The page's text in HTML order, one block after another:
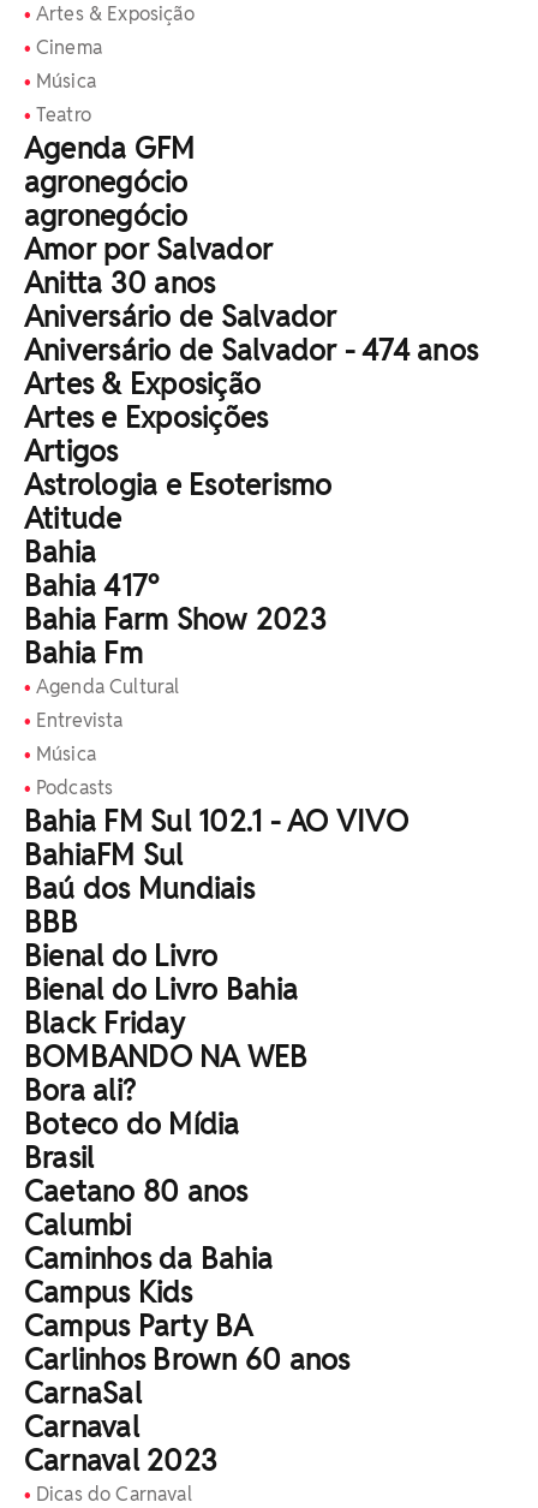
Artes & Exposição
Cinema
Música
Teatro
Agenda GFM
agronegócio
agronegócio
Amor por Salvador
Anitta 30 anos
Aniversário de Salvador
Aniversário de Salvador - 474 anos
Artes & Exposição
Artes e Exposições
Artigos
Astrologia e Esoterismo
Atitude
Bahia
Bahia 417º
Bahia Farm Show 2023
Bahia Fm
Agenda Cultural
Entrevista
Música
Podcasts
Bahia FM Sul 102.1 - AO VIVO
BahiaFM Sul
Baú dos Mundiais
BBB
Bienal do Livro
Bienal do Livro Bahia
Black Friday
BOMBANDO NA WEB
Bora ali?
Boteco do Mídia
Brasil
Caetano 80 anos
Calumbi
Caminhos da Bahia
Campus Kids
Campus Party BA
Carlinhos Brown 60 anos
CarnaSal
Carnaval
Carnaval 2023
Dicas do Carnaval